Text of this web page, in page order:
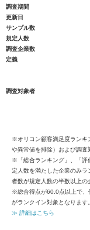
調査期間
更新日
サンプル数
規定人数
調査企業数
定義
調査対象者
※オリコン顧客満足度ランキ
や異常値を排除）および調査
※「総合ランキング」、「評
定人数を満たした企業のみ
者数が規定人数の半数以上の
※総合得点が60.0点以上で、
がランクイン対象となります。
≫ 詳細はこちら